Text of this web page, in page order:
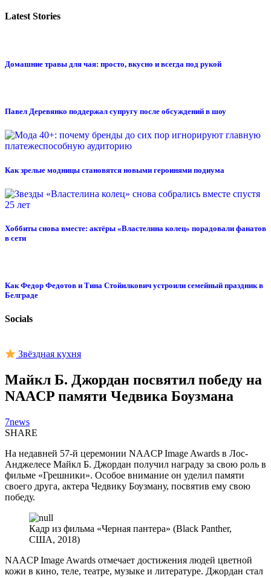
Latest Stories
Домашние травы для чая: просто, вкусно и всегда под рукой
Павел Деревянко поддержал супругу после обсуждений в шоу
Как зрелые модницы становятся новыми героинями подиума
Хоббиты снова вместе: актёры «Властелина колец» порадовали фанатов
в сети
Как Федор Федотов и Тина Стойилкович устроили семейный праздник в
Белграде
Socials
Звёздная кухня
Майкл Б. Джордан посвятил победу на
NAACP памяти Чедвика Боузмана
7news
SHARE
На недавней 57-й церемонии NAACP Image Awards в Лос-
Анджелесе Майкл Б. Джордан получил награду за свою роль в
фильме «Грешники». Особое внимание он уделил памяти
своего друга, актера Чедвику Боузману, посвятив ему свою
победу.
Кадр из фильма «Черная пантера» (Black Panther,
США, 2018)
NAACP Image Awards отмечает достижения людей цветной
кожи в кино, теле, театре, музыке и литературе. Джордан стал